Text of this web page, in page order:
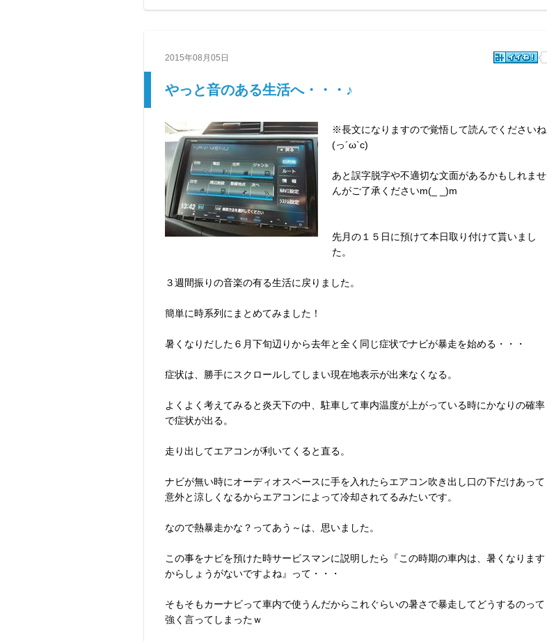
2015年08月05日
やっと音のある生活へ・・・♪
※長文になりますので覚悟して読んでくださいね
(っ´ω`c)
あと誤字脱字や不適切な文面があるかもしれませ
んがご了承くださいm(_ _)m
先月の１５日に預けて本日取り付けて貰いまし
た。
３週間振りの音楽の有る生活に戻りました。
簡単に時系列にまとめてみました！
暑くなりだした６月下旬辺りから去年と全く同じ症状でナビが暴走を始める・・・
症状は、勝手にスクロールしてしまい現在地表示が出来なくなる。
よくよく考えてみると炎天下の中、駐車して車内温度が上がっている時にかなりの確率
で症状が出る。
走り出してエアコンが利いてくると直る。
ナビが無い時にオーディオスペースに手を入れたらエアコン吹き出し口の下だけあって
意外と涼しくなるからエアコンによって冷却されてるみたいです。
なので熱暴走かな？ってあう～は、思いました。
この事をナビを預けた時サービスマンに説明したら『この時期の車内は、暑くなります
からしょうがないですよね』って・・・
そもそもカーナビって車内で使うんだからこれぐらいの暑さで暴走してどうするのって
強く言ってしまったｗ